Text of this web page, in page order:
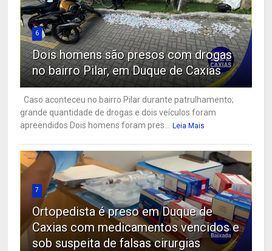
6
Dois homens são presos com drogas
no bairro Pilar, em Duque de Caxias
Caso aconteceu no bairro Pilar durante patrulhamento;
grande quantidade de drogas e dois veículos foram
apreendidos Dois homens foram pres...
Leia Mais
7
Ortopedista é preso em Duque de
Caxias com medicamentos vencidos e
sob suspeita de falsas cirurgias